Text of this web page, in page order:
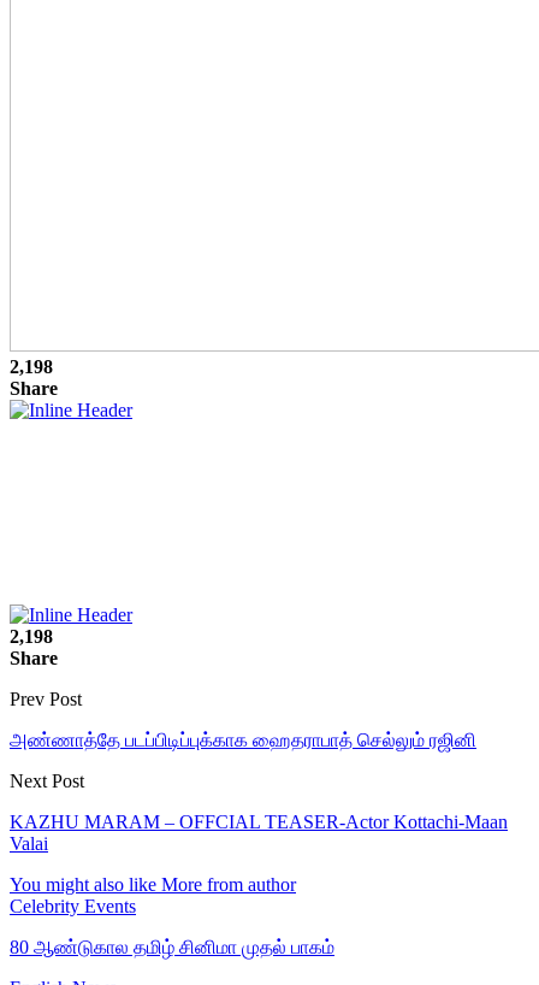
2,198
Share
2,198
Share
Prev Post
அண்ணாத்தே படப்பிடிப்புக்காக ஹைதராபாத் செல்லும் ரஜினி
Next Post
KAZHU MARAM – OFFCIAL TEASER-Actor Kottachi-Maan
Valai
You might also like More from author
Celebrity Events
80 ஆண்டுகால தமிழ் சினிமா முதல் பாகம்